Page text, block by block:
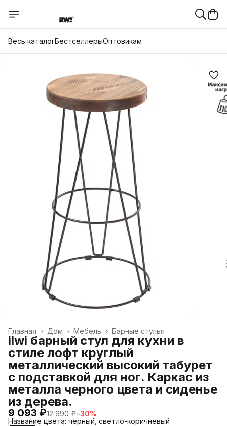
Весь каталогБестселлерыОптовикам
Барные стулья
Мебель ›
Дом ›
Главная ›
ilwi барный стул для кухни в
стиле лофт круглый
металлический высокий табурет
с подставкой для ног. Каркас из
металла черного цвета и сиденье
из дерева.
9 093 ₽12 990 ₽−30%
Название цвета: черный, светло-коричневый